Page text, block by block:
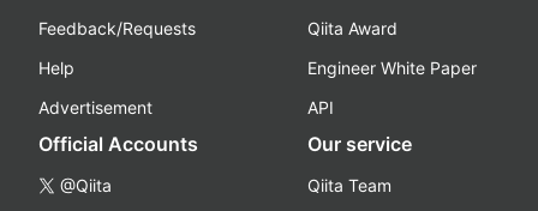
Feedback/Requests
Help
Advertisement
Qiita Award
Engineer White Paper
API
Official Accounts
@Qiita
Our service
Qiita Team